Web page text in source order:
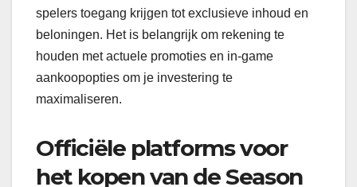
spelers toegang krijgen tot exclusieve inhoud en
beloningen. Het is belangrijk om rekening te
houden met actuele promoties en in-game
aankoopopties om je investering te
maximaliseren.
Officiële platforms voor
het kopen van de Season